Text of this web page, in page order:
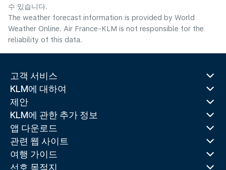
수 있습니다.
The weather forecast information is provided by World
Weather Online. Air France-KLM is not responsible for the
reliability of this data.
고객 서비스
KLM에 대하여
제안
KLM에 관한 추가 정보
앱 다운로드
관련 웹 사이트
여행 가이드
선호 목적지